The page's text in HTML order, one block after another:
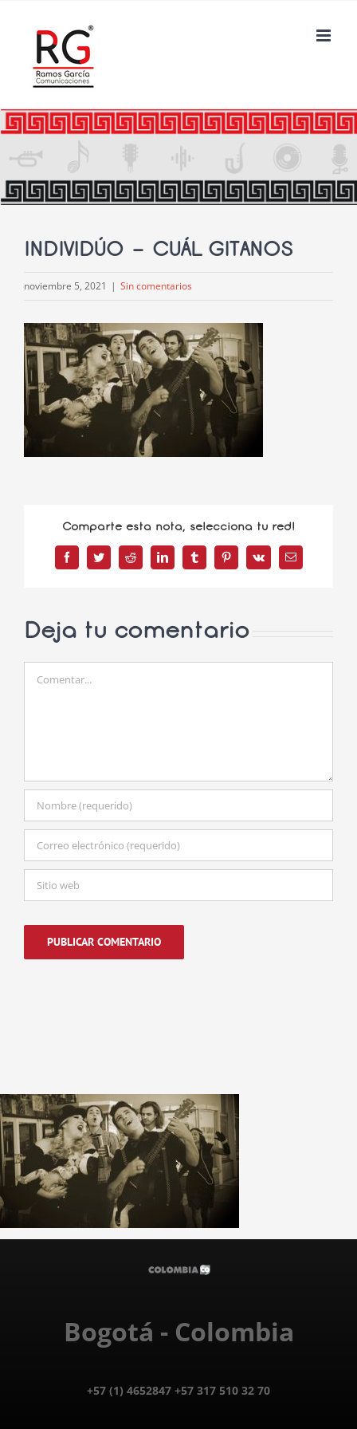
contenido
INDIVIDÚO – CUÁL GITANOS
noviembre 5, 2021 | Sin comentarios
Comparte esta nota, selecciona tu red!
FacebookTwitterReddit LinkedInTumblrPinterest
Vk
Correo
electrónico
Deja tu comentario
Bogotá - Colombia
+57 (1) 4652847 +57 317 510 32 70